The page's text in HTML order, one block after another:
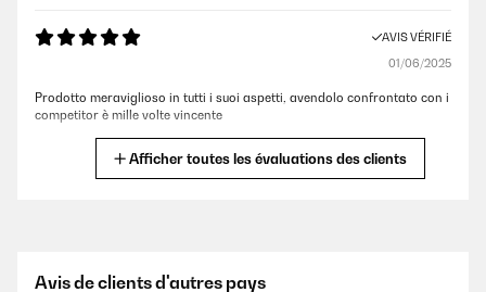
AVIS VÉRIFIÉ
01/06/2025
Prodotto meraviglioso in tutti i suoi aspetti, avendolo confrontato con i
competitor è mille volte vincente
Utente Amazon
Utilizzato per una taverna umida di 50m2, il deumidificatore in 4 ore ha
Afficher toutes les évaluations des clients
Avis de clients d'autres pays